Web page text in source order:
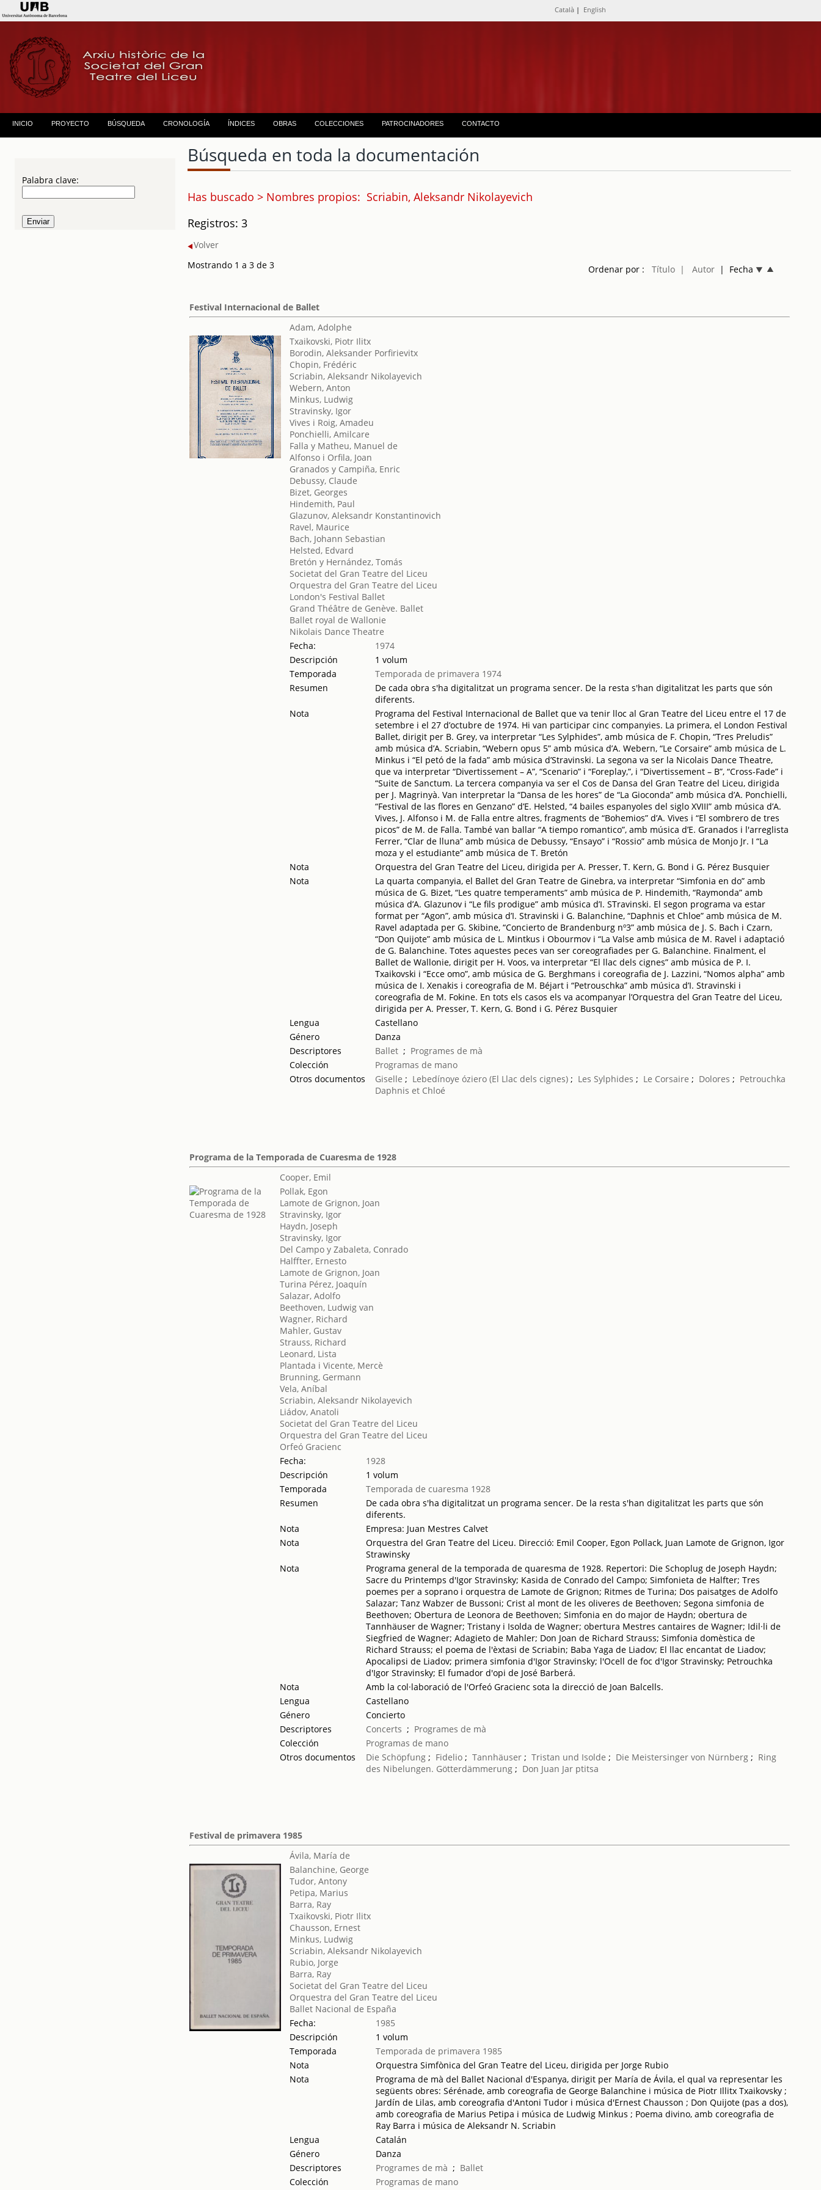
Català | English
INICIO PROYECTO BÚSQUEDA CRONOLOGÍA ÍNDICES OBRAS COLECCIONES PATROCINADORES CONTACTO
Palabra clave:
Búsqueda en toda la documentación
Has buscado > Nombres propios: Scriabin, Aleksandr Nikolayevich
Registros: 3
Volver
Mostrando 1 a 3 de 3
Ordenar por : Título | Autor| Fecha
Festival Internacional de Ballet
Adam, Adolphe
Txaikovski, Piotr Ilitx
Borodin, Aleksander Porfirievitx
Chopin, Frédéric
Scriabin, Aleksandr Nikolayevich
Webern, Anton
Minkus, Ludwig
Stravinsky, Igor
Vives i Roig, Amadeu
Ponchielli, Amilcare
Falla y Matheu, Manuel de
Alfonso i Orfila, Joan
Granados y Campiña, Enric
Debussy, Claude
Bizet, Georges
Hindemith, Paul
Glazunov, Aleksandr Konstantinovich
Ravel, Maurice
Bach, Johann Sebastian
Helsted, Edvard
Bretón y Hernández, Tomás
Societat del Gran Teatre del Liceu
Orquestra del Gran Teatre del Liceu
London's Festival Ballet
Grand Théâtre de Genève. Ballet
Ballet royal de Wallonie
Nikolais Dance Theatre
Fecha:
1974
Descripción
1 volum
Temporada
Temporada de primavera 1974
Resumen
De cada obra s'ha digitalitzat un programa sencer. De la resta s'han digitalitzat les parts que són
diferents.
Nota
Programa del Festival Internacional de Ballet que va tenir lloc al Gran Teatre del Liceu entre el 17 de
setembre i el 27 d’octubre de 1974. Hi van participar cinc companyies. La primera, el London Festival
Ballet, dirigit per B. Grey, va interpretar “Les Sylphides”, amb música de F. Chopin, “Tres Preludis”
amb música d’A. Scriabin, “Webern opus 5” amb música d’A. Webern, “Le Corsaire” amb música de L.
Minkus i “El petó de la fada” amb música d’Stravinski. La segona va ser la Nicolais Dance Theatre,
que va interpretar “Divertissement – A”, “Scenario” i “Foreplay,”, i “Divertissement – B”, “Cross-Fade” i
“Suite de Sanctum. La tercera companyia va ser el Cos de Dansa del Gran Teatre del Liceu, dirigida
per J. Magrinyà. Van interpretar la “Dansa de les hores” de “La Gioconda” amb música d’A. Ponchielli,
“Festival de las flores en Genzano” d’E. Helsted, “4 bailes espanyoles del siglo XVIII” amb música d’A.
Vives, J. Alfonso i M. de Falla entre altres, fragments de “Bohemios” d’A. Vives i “El sombrero de tres
picos” de M. de Falla. També van ballar “A tiempo romantico”, amb música d’E. Granados i l'arreglista
Ferrer, “Clar de lluna” amb música de Debussy, “Ensayo” i “Rossio” amb música de Monjo Jr. I “La
moza y el estudiante” amb música de T. Bretón
Nota
Orquestra del Gran Teatre del Liceu, dirigida per A. Presser, T. Kern, G. Bond i G. Pérez Busquier
Nota
La quarta companyia, el Ballet del Gran Teatre de Ginebra, va interpretar “Simfonia en do” amb
música de G. Bizet, “Les quatre temperaments” amb música de P. Hindemith, “Raymonda” amb
música d’A. Glazunov i “Le fils prodigue” amb música d’I. STravinski. El segon programa va estar
format per “Agon”, amb música d’I. Stravinski i G. Balanchine, “Daphnis et Chloe” amb música de M.
Ravel adaptada per G. Skibine, “Concierto de Brandenburg nº3” amb música de J. S. Bach i Czarn,
“Don Quijote” amb música de L. Mintkus i Obourmov i “La Valse amb música de M. Ravel i adaptació
de G. Balanchine. Totes aquestes peces van ser coreografiades per G. Balanchine. Finalment, el
Ballet de Wallonie, dirigit per H. Voos, va interpretar “El llac dels cignes” amb música de P. I.
Txaikovski i “Ecce omo”, amb música de G. Berghmans i coreografia de J. Lazzini, “Nomos alpha” amb
música de I. Xenakis i coreografia de M. Béjart i “Petrouschka” amb música d’I. Stravinski i
coreografia de M. Fokine. En tots els casos els va acompanyar l’Orquestra del Gran Teatre del Liceu,
dirigida per A. Presser, T. Kern, G. Bond i G. Pérez Busquier
Lengua
Castellano
Género
Danza
Descriptores
Ballet ; Programes de mà
Colección
Programas de mano
Otros documentos
Giselle ; Lebedínoye óziero (El Llac dels cignes) ; Les Sylphides ; Le Corsaire ; Dolores ; Petrouchka
Daphnis et Chloé
Programa de la Temporada de Cuaresma de 1928
Cooper, Emil
Pollak, Egon
Lamote de Grignon, Joan
Stravinsky, Igor
Haydn, Joseph
Stravinsky, Igor
Del Campo y Zabaleta, Conrado
Halffter, Ernesto
Lamote de Grignon, Joan
Turina Pérez, Joaquín
Salazar, Adolfo
Beethoven, Ludwig van
Wagner, Richard
Mahler, Gustav
Strauss, Richard
Leonard, Lista
Plantada i Vicente, Mercè
Brunning, Germann
Vela, Aníbal
Scriabin, Aleksandr Nikolayevich
Liádov, Anatoli
Societat del Gran Teatre del Liceu
Orquestra del Gran Teatre del Liceu
Orfeó Gracienc
Fecha:
1928
Descripción
1 volum
Temporada
Temporada de cuaresma 1928
Resumen
De cada obra s'ha digitalitzat un programa sencer. De la resta s'han digitalitzat les parts que són
diferents.
Nota
Empresa: Juan Mestres Calvet
Nota
Orquestra del Gran Teatre del Liceu. Direcció: Emil Cooper, Egon Pollack, Juan Lamote de Grignon, Igor
Strawinsky
Nota
Programa general de la temporada de quaresma de 1928. Repertori: Die Schoplug de Joseph Haydn;
Sacre du Printemps d'Igor Stravinsky; Kasida de Conrado del Campo; Simfonieta de Halfter; Tres
poemes per a soprano i orquestra de Lamote de Grignon; Ritmes de Turina; Dos paisatges de Adolfo
Salazar; Tanz Wabzer de Bussoni; Crist al mont de les oliveres de Beethoven; Segona simfonia de
Beethoven; Obertura de Leonora de Beethoven; Simfonia en do major de Haydn; obertura de
Tannhäuser de Wagner; Tristany i Isolda de Wagner; obertura Mestres cantaires de Wagner; Idil·li de
Siegfried de Wagner; Adagieto de Mahler; Don Joan de Richard Strauss; Simfonia domèstica de
Richard Strauss; el poema de l'èxtasi de Scriabin; Baba Yaga de Liadov; El llac encantat de Liadov;
Apocalipsi de Liadov; primera simfonia d'Igor Stravinsky; l'Ocell de foc d'Igor Stravinsky; Petrouchka
d'Igor Stravinsky; El fumador d'opi de José Barberá.
Nota
Amb la col·laboració de l'Orfeó Gracienc sota la direcció de Joan Balcells.
Lengua
Castellano
Género
Concierto
Descriptores
Concerts ; Programes de mà
Colección
Programas de mano
Otros documentos
Die Schöpfung ; Fidelio ;Tannhäuser ;Tristan und Isolde ; Die Meistersinger von Nürnberg ; Ring
des Nibelungen. Götterdämmerung ; Don Juan Jar ptitsa
Festival de primavera 1985
Ávila, María de
Balanchine, George
Tudor, Antony
Petipa, Marius
Barra, Ray
Txaikovski, Piotr Ilitx
Chausson, Ernest
Minkus, Ludwig
Scriabin, Aleksandr Nikolayevich
Rubio, Jorge
Barra, Ray
Societat del Gran Teatre del Liceu
Orquestra del Gran Teatre del Liceu
Ballet Nacional de España
Fecha:
1985
Descripción
1 volum
Temporada
Temporada de primavera 1985
Nota
Orquestra Simfònica del Gran Teatre del Liceu, dirigida per Jorge Rubio
Nota
Programa de mà del Ballet Nacional d'Espanya, dirigit per María de Ávila, el qual va representar les
següents obres: Sérénade, amb coreografia de George Balanchine i música de Piotr Illitx Txaikovsky ;
Jardín de Lilas, amb coreografia d'Antoni Tudor i música d'Ernest Chausson ; Don Quijote (pas a dos),
amb coreografia de Marius Petipa i música de Ludwig Minkus ; Poema divino, amb coreografia de
Ray Barra i música de Aleksandr N. Scriabin
Lengua
Catalán
Género
Danza
Descriptores
Programes de mà ; Ballet
Colección
Programas de mano